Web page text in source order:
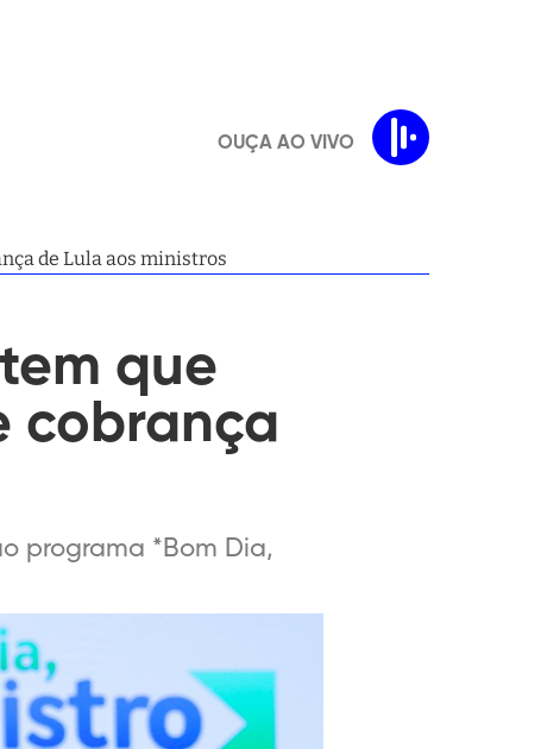
OUÇA AO VIVO
de Lula aos ministros
que
cobrança
programa *Bom Dia,